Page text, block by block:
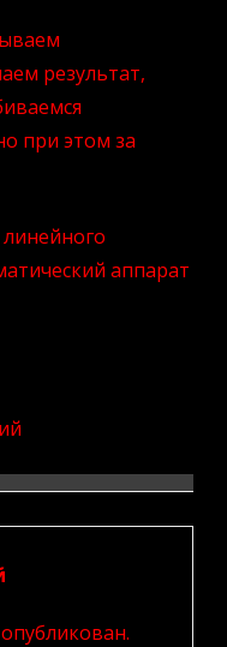
результат,
при этом за
аппарат